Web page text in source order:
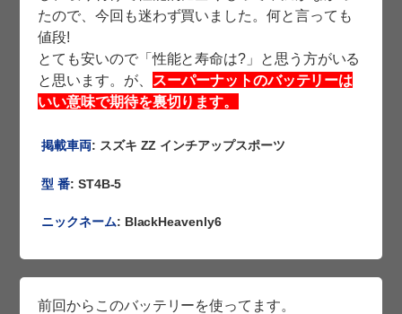
たので、今回も迷わず買いました。何と言っても
値段!
とても安いので「性能と寿命は?」と思う方がいる
と思います。が、
スーパーナットのバッテリーは
いい意味で期待を裏切ります。
掲載車両: スズキ ZZ インチアップスポーツ
型 番: ST4B-5
ニックネーム: BlackHeavenly6
前回からこのバッテリーを使ってます。